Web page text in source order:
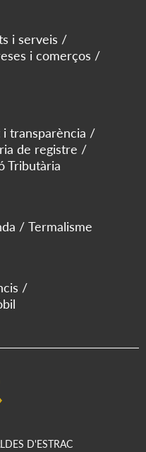
i serveis
i comerços
transparència
de registre
Tributària
Termalisme
D'ESTRAC